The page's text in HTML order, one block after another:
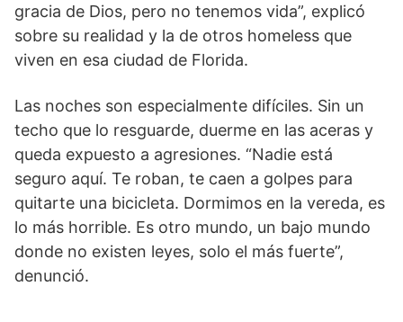
gracia de Dios, pero no tenemos vida”, explicó
sobre su realidad y la de otros homeless que
viven en esa ciudad de Florida.
Las noches son especialmente difíciles. Sin un
techo que lo resguarde, duerme en las aceras y
queda expuesto a agresiones. “Nadie está
seguro aquí. Te roban, te caen a golpes para
quitarte una bicicleta. Dormimos en la vereda, es
lo más horrible. Es otro mundo, un bajo mundo
donde no existen leyes, solo el más fuerte”,
denunció.